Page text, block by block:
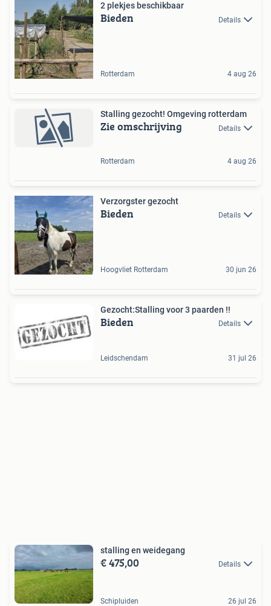
2 plekjes beschikbaar
Bieden Details
Rotterdam 4 aug 26
Stalling gezocht! Omgeving rotterdam
Zie omschrijving Details
Rotterdam 4 aug 26
Verzorgster gezocht
Bieden Details
Hoogvliet Rotterdam 30 jun 26
Gezocht:Stalling voor 3 paarden !!
Bieden Details
Leidschendam 31 jul 26
stalling en weidegang
€ 475,00 Details
Schipluiden 26 jul 26